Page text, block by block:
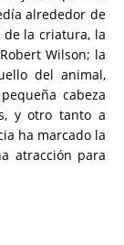
alrededor de
la criatura, la
Wilson; la
del animal,
cabeza
y otro tanto a
ha marcado la
atracción para